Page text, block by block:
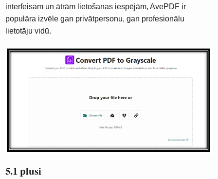
interfeisam un ātrām lietošanas iespējām, AvePDF ir
populāra izvēle gan privātpersonu, gan profesionālu
lietotāju vidū.
5.1 plusi